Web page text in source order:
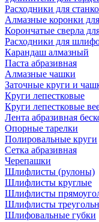
Расходники для
Алмазные коронки
Корончатые сверла
Расходники для
Карандаш алмазный
Паста абразивная
Алмазные чашки
Заточные круги и
Круги лепестковые
Круги лепестковые
Лента абразивная
Опорные тарелки
Полировальные круги
Сетка абразивная
Черепашки
Шлифлисты (рулоны)
Шлифлисты круглые
Шлифлисты
Шлифлисты
Шлифовальные губки